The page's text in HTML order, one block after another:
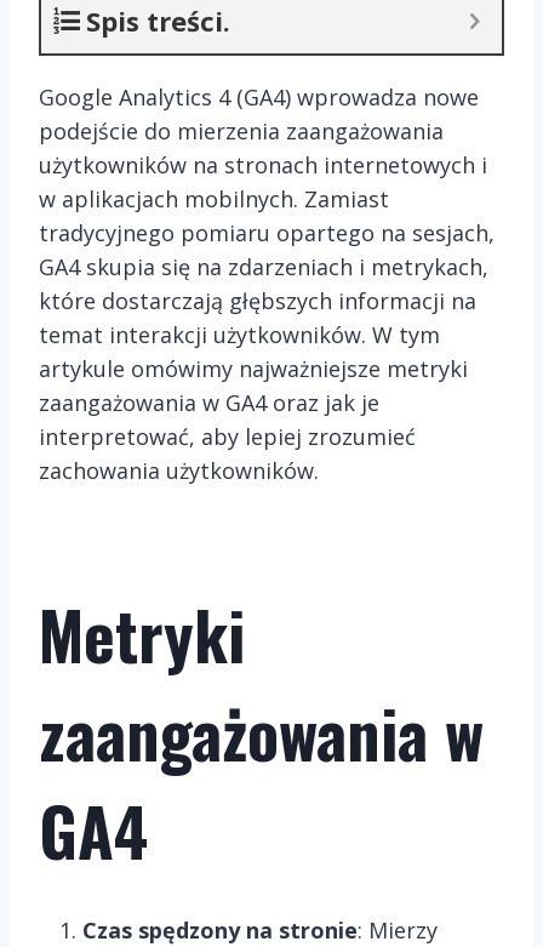
Spis treści.
Google Analytics 4 (GA4) wprowadza nowe
podejście do mierzenia zaangażowania
użytkowników na stronach internetowych i
w aplikacjach mobilnych. Zamiast
tradycyjnego pomiaru opartego na sesjach,
GA4 skupia się na zdarzeniach i metrykach,
które dostarczają głębszych informacji na
temat interakcji użytkowników. W tym
artykule omówimy najważniejsze metryki
zaangażowania w GA4 oraz jak je
interpretować, aby lepiej zrozumieć
zachowania użytkowników.
Metryki
zaangażowania w
GA4
Czas spędzony na stronie: Mierzy